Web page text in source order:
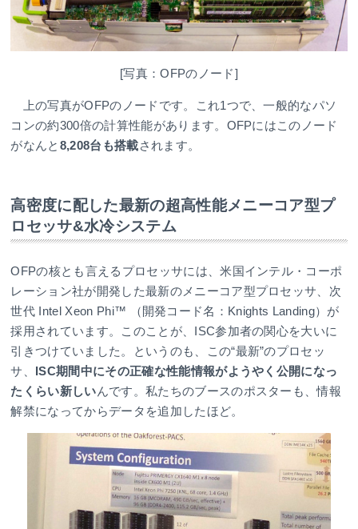
[写真：OFPのノード]
上の写真がOFPのノードです。これ1つで、一般的なパソ
コンの約300倍の計算性能があります。OFPにはこのノード
がなんと 8,208台も搭載されます。
高密度に配した最新の超高性能メニーコア型プ
ロセッサ&水冷システム
OFPの核とも言えるプロセッサには、米国インテル・コーポ
レーション社が開発した最新のメニーコア型プロセッサ、次
世代 Intel Xeon Phi™ （開発コード名：Knights Landing）が
採用されています。このことが、ISC参加者の関心を大いに
引きつけていました。というのも、この“最新”のプロセッ
サ、 ISC期間中にその正確な性能情報がようやく公開になっ
たくらい新しいんです。私たちのブースのポスターも、情報
解禁になってからデータを追加したほど。